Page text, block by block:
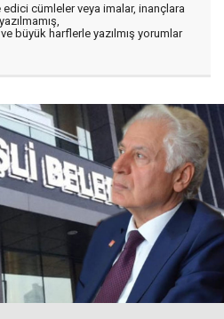
cümleler veya imalar, inançlara
büyük harflerle yazılmış yorumlar